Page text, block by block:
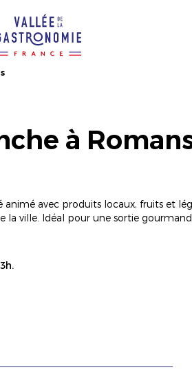
à
avec produits locaux, fruits et
ville. Idéal pour une sortie